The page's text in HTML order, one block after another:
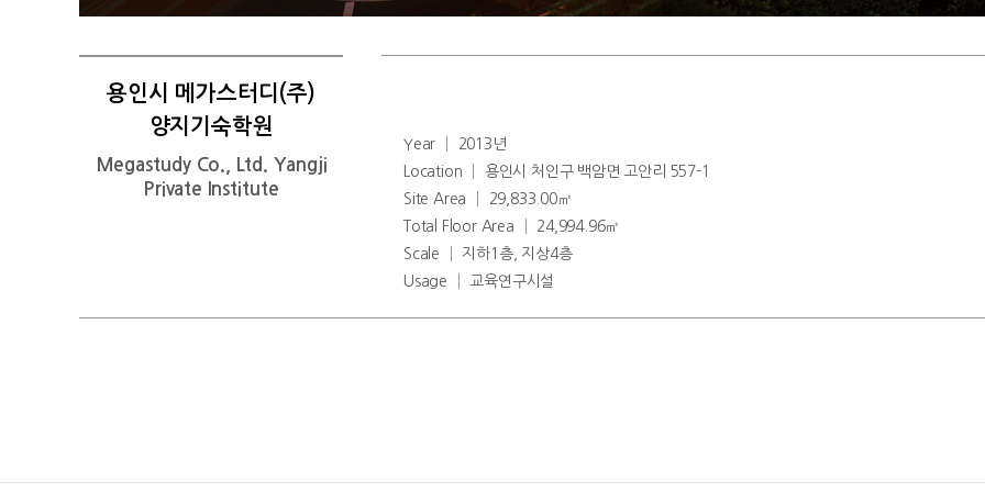
용인시 메가스터디(주)
양지기숙학원
Megastudy Co., Ltd. Yangji
Private Institute
Year │ 2013년
Location │ 용인시 처인구 백암면 고안리 557-1
Site Area │ 29,833.00㎡
Total Floor Area │ 24,994.96㎡
Scale │ 지하1층, 지상4층
Usage │ 교육연구시설